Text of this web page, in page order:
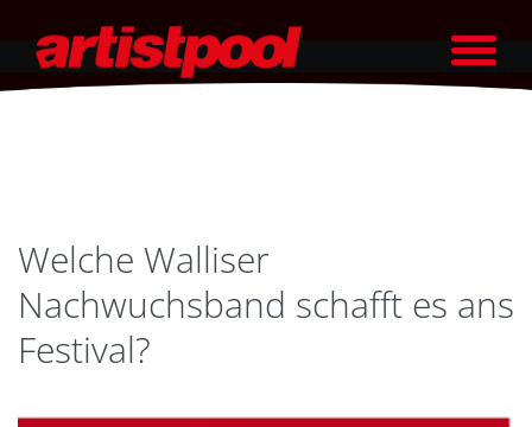
Welche Walliser
Nachwuchsband schafft es ans
Festival?